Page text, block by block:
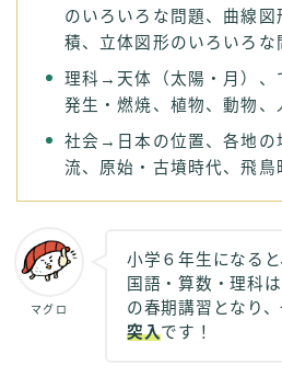
のいろいろな問題、曲線
積、立体図形のいろいろな
理科→天体（太陽・月）、
発生・燃焼、植物、動物、
社会→日本の位置、各地の
流、原始・古墳時代、飛鳥
マグロ
小学６年生になると
国語・算数・理科
の春期講習となり
突入です！